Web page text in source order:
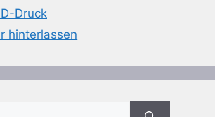
Druck
hinterlassen